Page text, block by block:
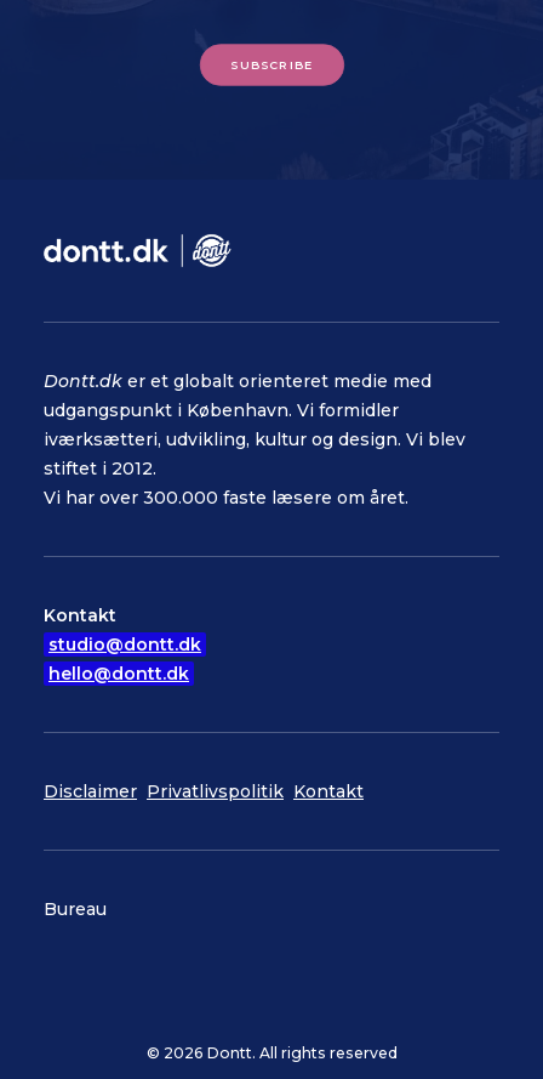
SUBSCRIBE
Dontt.dk er et globalt orienteret medie med
udgangspunkt i København. Vi formidler
iværksætteri, udvikling, kultur og design. Vi blev
stiftet i 2012.
Vi har over 300.000 faste læsere om året.
Kontakt
studio@dontt.dk
hello@dontt.dk
Disclaimer Privatlivspolitik Kontakt
Bureau
© 2026 Dontt. All rights reserved